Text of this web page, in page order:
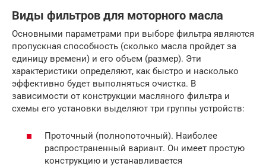
Виды фильтров для моторного масла
Основными параметрами при выборе фильтра являются
пропускная способность (сколько масла пройдет за
единицу времени) и его объем (размер). Эти
характеристики определяют, как быстро и насколько
эффективно будет выполняться очистка. В
зависимости от конструкции масляного фильтра и
схемы его установки выделяют три группы устройств:
Проточный (полнопоточный). Наиболее
распространенный вариант. Он имеет простую
конструкцию и устанавливается